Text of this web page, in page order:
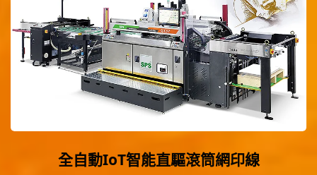
全自動IoT智能直驅滾筒網印線